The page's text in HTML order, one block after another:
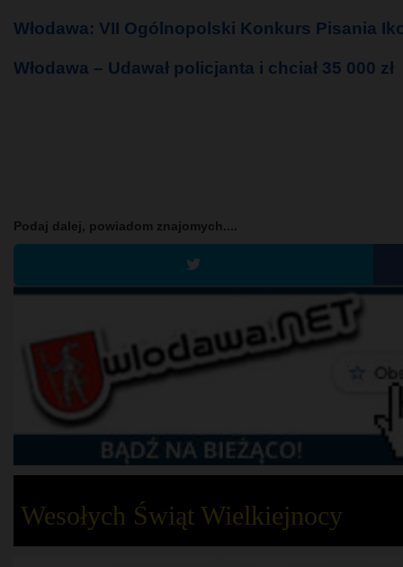
Włodawa: VII Ogólnopolski Konkurs Pisania
Włodawa – Udawał policjanta i chciał 35 000 zł
Podaj dalej, powiadom znajomych....
Wesołych Świąt Wielkiejnocy